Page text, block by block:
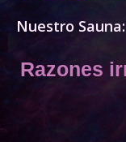
Nuestro Sauna:
Razones